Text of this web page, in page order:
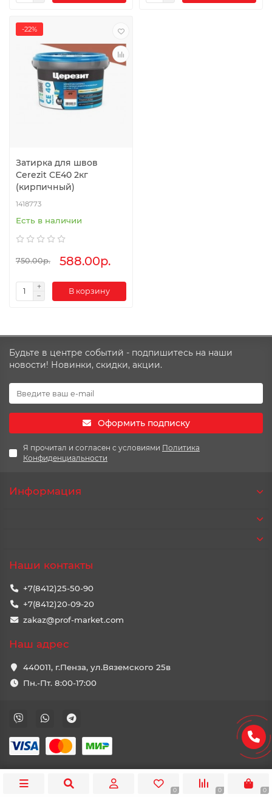
-22%
Затирка для швов
Cerezit CE40 2кг
(кирпичный)
1418773
Есть в наличии
750.00р. 588.00р.
В корзину
Будьте в центре событий - подпишитесь на наши
новости! Новинки, скидки, акции.
Оформить подписку
Я прочитал и согласен с условиями Политика
Конфиденциальности
Информация
Наши контакты
+7(8412)25-50-90
+7(8412)20-09-20
zakaz@prof-market.com
Наш адрес
440011, г.Пенза, ул.Вяземского 25в
Пн.-Пт. 8:00-17:00
0
0
0